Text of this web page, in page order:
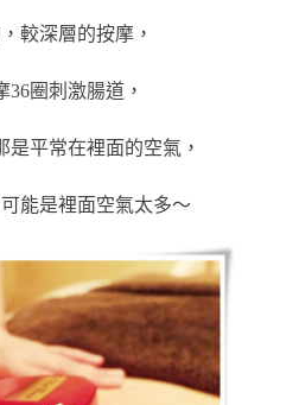
較深層的按摩，
36圈刺激腸道，
是平常在裡面的空氣，
能是裡面空氣太多～